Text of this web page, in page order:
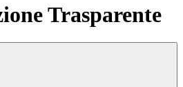
Trasparente